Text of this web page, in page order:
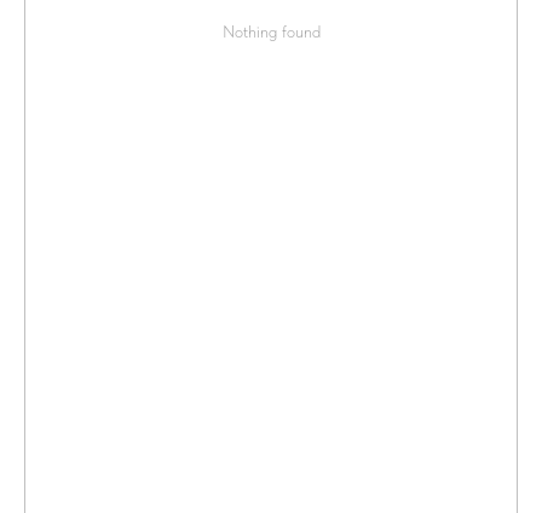
Nothing found